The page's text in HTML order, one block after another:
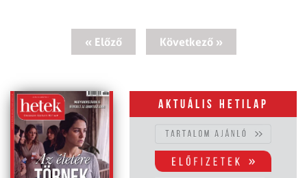
« Előző Következő »
Aktuális hetilap